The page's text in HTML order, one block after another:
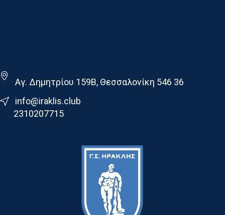
Αγ. Δημητρίου 159Β, Θεσσαλονίκη 546 36
info@iraklis.club
2310207715